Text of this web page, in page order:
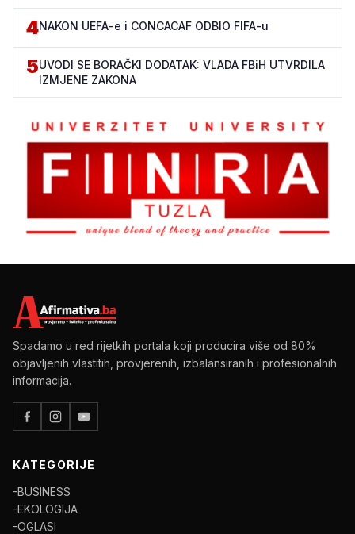
4NAKON UEFA-e i CONCACAF ODBIO FIFA-u
5UVODI SE BORAČKI DODATAK: VLADA FBiH UTVRDILA
IZMJENE ZAKONA
Spadamo u red rijetkih portala koji producira više od 80%
objavljenih vlastitih, provjerenih, izbalansiranih i profesionalnih
informacija.
KATEGORIJE
-BUSINESS
-EKOLOGIJA
-OGLASI